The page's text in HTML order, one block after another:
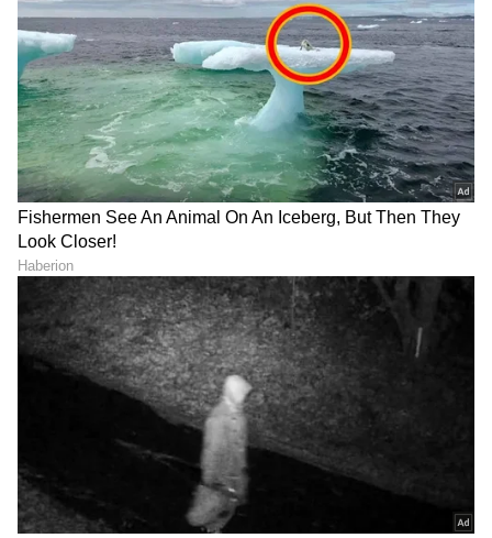
ಸುದ್ದಿಗಳನ್ನು ಏಷ್ಯಾನೆಟ್ ಸುವರ್ಣ ನ್ಯೂಸ್‌ನಲ್ಲಿ ಓದಿರಿ.
ABOUT THE AUTHOR
RJ Ravi Janekal
ಪ್ರಸ್ತುತ, ಏಷಿಯಾನೆಟ್ ಸುವರ್ಣನ್ಯೂಸ್‌ನಲ್ಲಿ ಉಪ ಸಂಪಾದಕ.
ಪತ್ರಿಕೋದ್ಯಮದಲ್ಲಿ 8 ವರ್ಷಗಳ ಅನುಭವ. ವಾರ್ತಾ ಮತ್ತು
ಸಾರ್ವಜನಿಕ ಸಂಪರ್ಕ ಇಲಾಖೆಯಲ್ಲಿ ನ್ಯೂಸ್ ಮಾನಿಟರಿಂಗ್ ಆಗಿ
ಹಲವು ವರ್ಷಗಳ ಸೇವೆ, ಕೊರೊನಾ ವಾರಿಯರ್ಸ್ ಅವಾರ್ಡ್,
ಮೂಲತಃ ರಾಯಚೂರು ಜಿಲ್ಲೆಯ ಜಾನೇಕಲ್ ಗ್ರಾಮದವರಾದ ಇವರು
ಓದು, ಬರೆವಣಿಗೆ ಮತ್ತು ಸಾಹಿತ್ಯಾಸಕ್ತರು.
ವ್ಯವಹಾರ ಕೃತಕ ಬುದ್ಧಿಮತ್ತೆ ಫೇಸ್ಬುಕ್